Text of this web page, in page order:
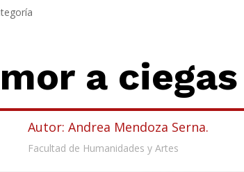
a ciegas
Autor: Andrea Mendoza Serna.
Facultad de Humanidades y Artes